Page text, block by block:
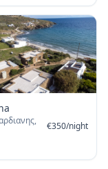
€350/night